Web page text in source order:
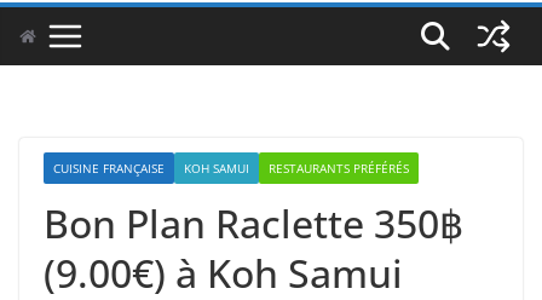
CUISINE FRANÇAISE KOH SAMUI RESTAURANTS PRÉFÉRÉS
Bon Plan Raclette 350฿
(9.00€) à Koh Samui